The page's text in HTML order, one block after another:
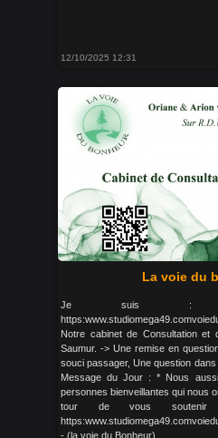
12/10/2025 12:31
La voie du
Je suis : un
Notre cabinet de Consultation
Saumur. -> Une remise en
souci passager, Une question dans
Message du Jour : * Nous
personnes bienveillantes qui nous
tour de vous
- (la voie du Bonheur)